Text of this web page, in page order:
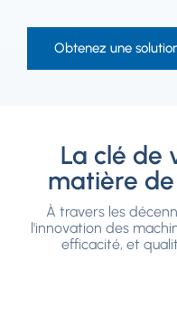
Obtenez une
La clé de
matière
À travers les
l'innovation des
efficacité, et